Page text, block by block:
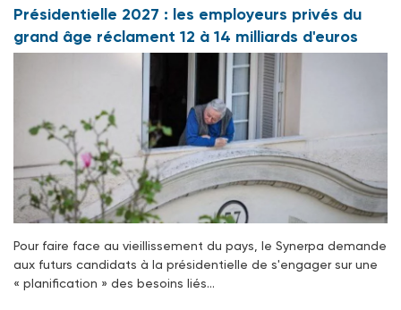
Présidentielle 2027 : les employeurs privés du
grand âge réclament 12 à 14 milliards d'euros
Pour faire face au vieillissement du pays, le Synerpa demande
aux futurs candidats à la présidentielle de s'engager sur une
« planification » des besoins liés…